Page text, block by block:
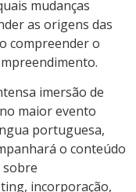
mudanças
as origens das
compreender o
imersão de
maior evento
portuguesa,
o conteúdo
sobre
incorporação,